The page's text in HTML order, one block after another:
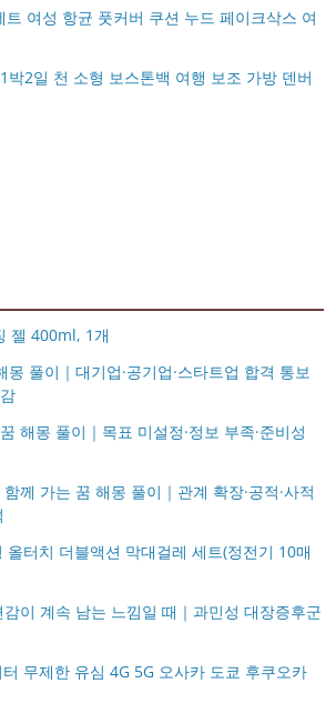
여성 항균 풋커버 쿠션 누드 페이크삭스 여
박2일 천 소형 보스톤백 여행 보조 가방 덴버
치 / 스트랩 미니 파우치 여행용 화장
형 명품 콤비 뿔테안경 코받침 남자
젤 400ml, 1개
풀이｜대기업·공기업·스타트업 합격 통보
해몽 풀이｜목표 미설정·정보 부족·준비성
께 가는 꿈 해몽 풀이｜관계 확장·공적·사적
터치 더블액션 막대걸레 세트(정전기 10매
이 계속 남는 느낌일 때｜과민성 대장증후군
무제한 유심 4G 5G 오사카 도쿄 후쿠오카